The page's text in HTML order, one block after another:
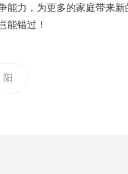
能力，为更多的家庭带来
能错过！